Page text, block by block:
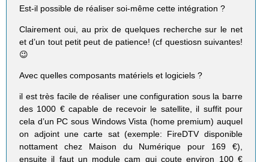
Est-il possible de réaliser soi-même cette intégration ?
Clairement oui, au prix de quelques recherche sur le net
et d’un tout petit peut de patience! (cf questiosn suivantes!
😉
Avec quelles composants matériels et logiciels ?
il est très facile de réaliser une configuration sous la barre
des 1000 € capable de recevoir le satellite, il suffit pour
cela d’un PC sous Windows Vista (home premium) auquel
on adjoint une carte sat (exemple: FireDTV disponible
nottament chez Maison du Numérique pour 169 €),
ensuite il faut un module cam qui coute environ 100 €